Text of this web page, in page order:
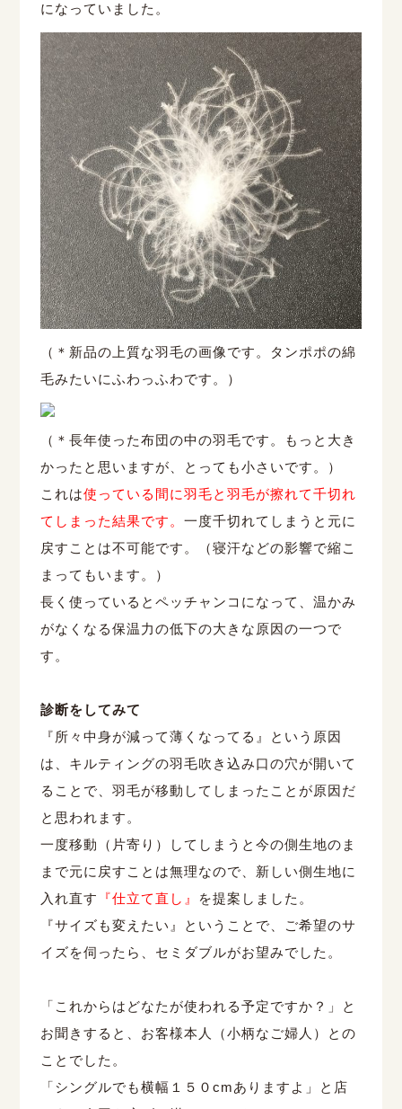
になっていました。
（＊新品の上質な羽毛の画像です。タンポポの綿
毛みたいにふわっふわです。）
（＊長年使った布団の中の羽毛です。もっと大き
かったと思いますが、とっても小さいです。）
これは使っている間に羽毛と羽毛が擦れて千切れ
てしまった結果です。 一度千切れてしまうと元に
戻すことは不可能です。（寝汗などの影響で縮こ
まってもいます。）
長く使っているとペッチャンコになって、温かみ
がなくなる保温力の低下の大きな原因の一つで
す。
診断をしてみて
『所々中身が減って薄くなってる』という原因
は、キルティングの羽毛吹き込み口の穴が開いて
ることで、羽毛が移動してしまったことが原因だ
と思われます。
一度移動（片寄り）してしまうと今の側生地のま
まで元に戻すことは無理なので、新しい側生地に
入れ直す
『仕立て直し』
を提案しました。
『サイズも変えたい』ということで、ご希望のサ
イズを伺ったら、セミダブルがお望みでした。
「これからはどなたが使われる予定ですか？」と
お聞きすると、お客様本人（小柄なご婦人）との
ことでした。
「シングルでも横幅１５０cmありますよ」と店